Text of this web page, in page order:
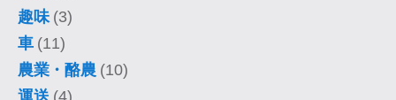
趣味(3)
車(11)
農業・酪農 (10)
運送(4)